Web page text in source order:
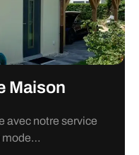
Maison
avec notre service
mode…